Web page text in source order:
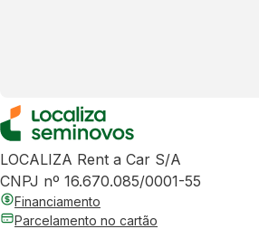
LOCALIZA Rent a Car S/A
CNPJ nº 16.670.085/0001-55
Financiamento
Parcelamento no cartão